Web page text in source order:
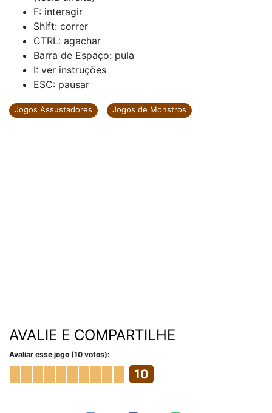
F: interagir
Shift: correr
CTRL: agachar
Barra de Espaço: pula
I: ver instruções
ESC: pausar
Jogos Assustadores Jogos de Monstros
AVALIE E COMPARTILHE
Avaliar esse jogo (10 votos):
10